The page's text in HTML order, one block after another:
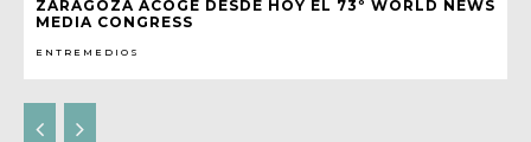
ZARAGOZA ACOGE DESDE HOY EL 73º WORLD NEWS
MEDIA CONGRESS
ENTREMEDIOS